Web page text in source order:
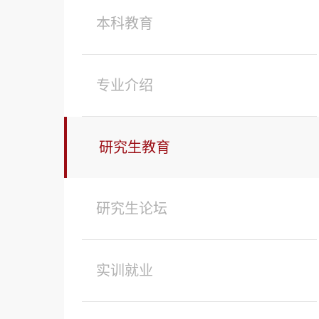
本科教育
专业介绍
研究生教育
研究生论坛
实训就业